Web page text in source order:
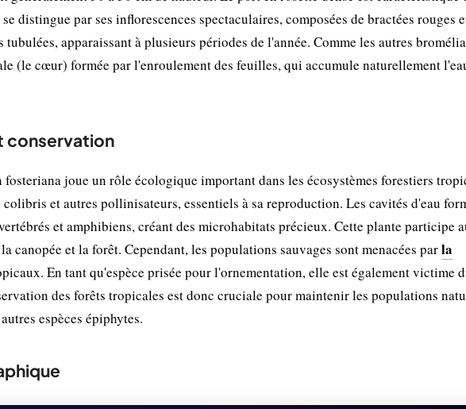
distingue par ses inflorescences spectaculaires, composées de bractées rouges
apparaissant à plusieurs périodes de l'année. Comme les autres
(le cœur) formée par l'enroulement des feuilles, qui accumule naturellement
conservation
joue un rôle écologique important dans les écosystèmes forestiers
et autres pollinisateurs, essentiels à sa reproduction. Les cavités d'eau
et amphibiens, créant des microhabitats précieux. Cette plante participe
canopée et la forêt. Cependant, les populations sauvages sont menacées parla
En tant qu'espèce prisée pour l'ornementation, elle est également victime
des forêts tropicales est donc cruciale pour maintenir les populations
espèces épiphytes.